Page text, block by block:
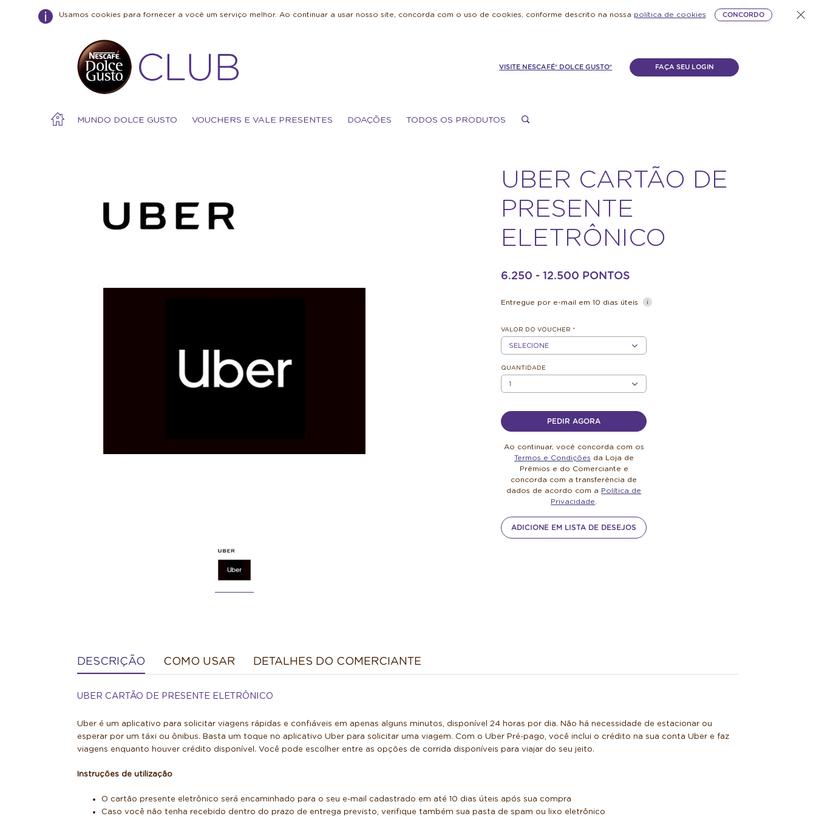
Usamos cookies para fornecer a você um serviço melhor. Ao continuar a usar nosso site, concorda com o uso de cookies, conforme descrito na nossa política de cookies CONCORDO
VISITE NESCAFÉ® DOLCE GUSTO® FAÇA SEU LOGIN
MUNDO DOLCE GUSTO VOUCHERS E VALE PRESENTES DOAÇÕES TODOS OS PRODUTOS
UBER CARTÃO DE
PRESENTE
ELETRÔNICO
6.250 - 12.500 PONTOS
Entregue por e-mail em 10 dias úteis
VALOR DO VOUCHER*
QUANTIDADE
PEDIR AGORA
Ao continuar, você concorda com os
Termos e Condições da Loja de
Prêmios e do Comerciante e
concorda com a transferência de
dados de acordo com a Política de
Privacidade
ADICIONE EM LISTA DE DESEJOS
DESCRIÇÃO COMO USAR DETALHES DO COMERCIANTE
UBER CARTÃO DE PRESENTE ELETRÔNICO
Uber é um aplicativo para solicitar viagens rápidas e confiáveis em apenas alguns minutos, disponível 24 horas por dia. Não há necessidade de estacionar ou
esperar por um táxi ou ônibus. Basta um toque no aplicativo Uber para solicitar uma viagem. Com o Uber Pré-pago, você inclui o crédito na sua conta Uber e faz
viagens enquanto houver crédito disponível. Você pode escolher entre as opções de corrida disponíveis para viajar do seu jeito.
Instruções de utilização
O cartão presente eletrônico será encaminhado para o seu e-mail cadastrado em até 10 dias úteis após sua compra
Caso você não tenha recebido dentro do prazo de entrega previsto, verifique também sua pasta de spam ou lixo eletrônico